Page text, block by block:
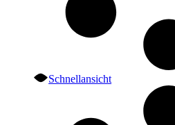
Schnellansicht